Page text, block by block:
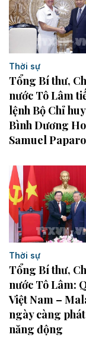
Thời sự
Tổng Bí thư,
nước Tô Lâm
lệnh Bộ Chỉ
Bình Dương
Samuel Paparo
Thời sự
Tổng Bí thư,
nước Tô Lâm:
Việt Nam –
ngày càng
năng động